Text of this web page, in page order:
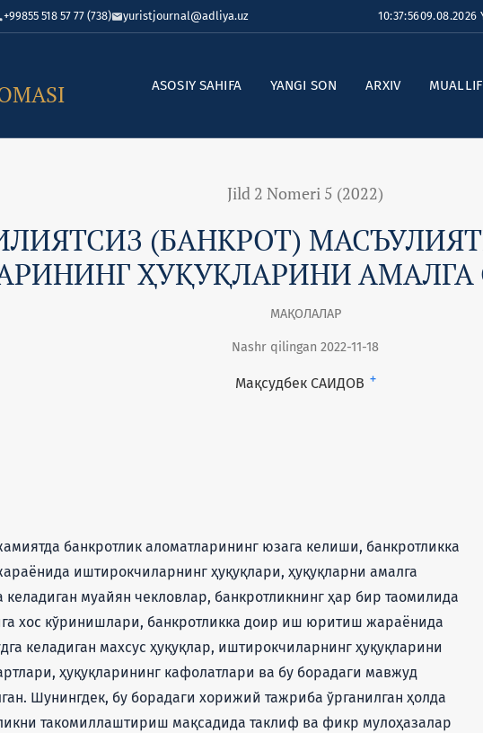
+99855 518 57 77 (738) yuristjournal@adliya.uz 10:37:5609.08.2026
ASOSIY SAHIFA YANGI SON ARXIV
Jild 2 Nomeri 5 (2022)
(БАНКРОТ)
ҲУҚУҚЛАРИНИ
МАҚОЛАЛАР
Nashr qilingan 2022-11-18
Мақсудбек САИДОВ +
банкротлик аломатларининг юзага келиши, банкротликка
иштирокчиларнинг ҳуқуқлари, ҳуқуқларни амалга
муайян чекловлар, банкротликнинг ҳар бир таомилида
хос кўринишлари, банкротликка доир иш юритиш жараёнида
келадиган махсус ҳуқуқлар, иштирокчиларнинг ҳуқуқларини
ҳуқуқларининг кафолатлари ва бу борадаги мавжуд
Шунингдек, бу борадаги хорижий тажриба ўрганилган ҳолда
такомиллаштириш мақсадида таклиф ва фикр мулоҳазалар